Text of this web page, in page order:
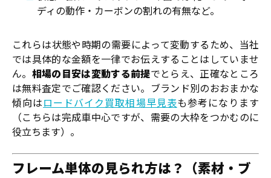
ディの動作・カーボンの割れの有無など。
これらは状態や時期の需要によって変動するため、当社
では具体的な金額を一律でお伝えすることはしていませ
ん。 相場の目安は変動する前提でとらえ、正確なところ
は無料査定でご確認ください。ブランド別のおおまかな
傾向はロードバイク買取相場早見表も参考になります
（こちらは完成車中心ですが、需要の大枠をつかむのに
役立ちます）。
フレーム単体の見られ方は？（素材・ブ